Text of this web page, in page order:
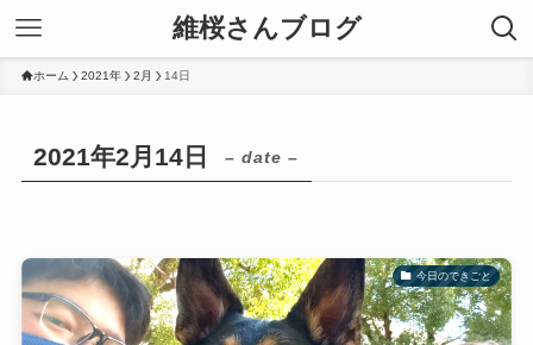
維桜さんブログ
ホーム 2021年 2月 14日
2021年2月14日 – date –
今日のできごと